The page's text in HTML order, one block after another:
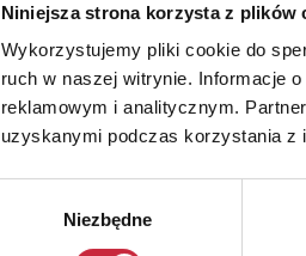
Niniejsza strona korzysta z plików
Wykorzystujemy pliki cookie do
ruch w naszej witrynie. Informacje
reklamowym i analitycznym.
uzyskanymi podczas korzystania z
Niezbędne